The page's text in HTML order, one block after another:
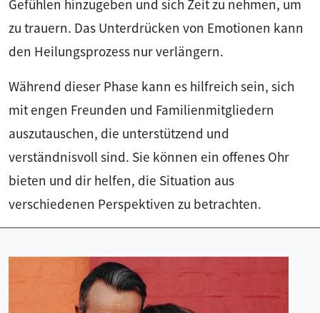
Gefühlen hinzugeben und sich Zeit zu nehmen, um
zu trauern. Das Unterdrücken von Emotionen kann
den Heilungsprozess nur verlängern.
Während dieser Phase kann es hilfreich sein, sich
mit engen Freunden und Familienmitgliedern
auszutauschen, die unterstützend und
verständnisvoll sind. Sie können ein offenes Ohr
bieten und dir helfen, die Situation aus
verschiedenen Perspektiven zu betrachten.